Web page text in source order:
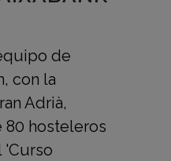
de
con la
Adrià,
80 hosteleros
'Curso